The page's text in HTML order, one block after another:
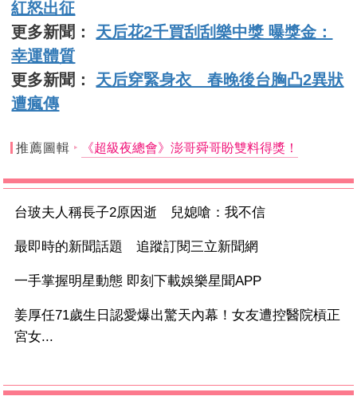
紅怒出征
更多新聞： 天后花2千買刮刮樂中獎 曝獎金：
幸運體質
更多新聞： 天后穿緊身衣 春晚後台胸凸2異狀
遭瘋傳
推薦圖輯 《超級夜總會》澎哥舜哥盼雙料得獎！
台玻夫人稱長子2原因逝 兒媳嗆：我不信
最即時的新聞話題 追蹤訂閱三立新聞網
一手掌握明星動態 即刻下載娛樂星聞APP
姜厚任71歲生日認愛爆出驚天內幕！女友遭控醫院槓正
宮女...